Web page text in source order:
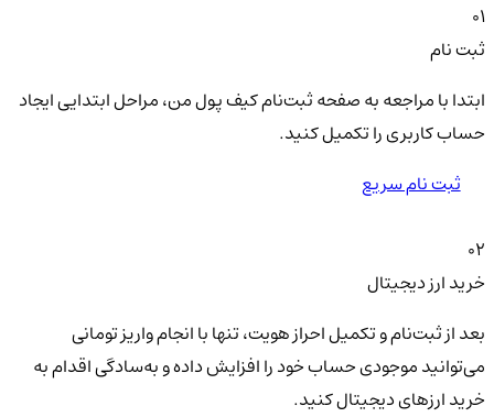
01
ثبت نام
ابتدا با مراجعه به صفحه ثبت‌نام کیف‌ پول من، مراحل ابتدایی ایجاد
حساب کاربری را تکمیل کنید.
ثبت نام سریع
02
خرید ارز دیجیتال
بعد از ثبت‌نام و تکمیل احراز هویت، تنها با انجام واریز تومانی
می‌توانید موجودی حساب خود را افزایش داده و به‌سادگی اقدام به
خرید ارزهای دیجیتال کنید.